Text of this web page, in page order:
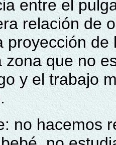
entre el
relación de
proyección
zona que no
y el trabajo
no hacemos